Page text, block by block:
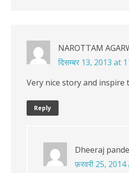
NAROTTAM
दिसम्बर 13, 2013 at
Very nice story and inspire
Reply
Dheeraj
फ़रवरी 25, 2014